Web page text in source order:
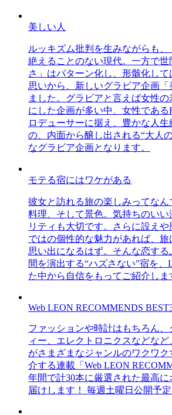
美しい人
ルッキズム批判を生みながらも
絶えることのない現代。一方で世
さ」はパターン化し、形骸化し
思いから、新しいグラビア企画
ました。グラビアと言えば女性の
にした企画が多い中、女性である
ロデューサーに据え、豊かな人
の、内面から醸し出される“大人
なグラビア企画となります。
モテる宿にはワケがある
彼女と訪れる旅の楽しみってな
料理、そして景色。気持ちのいい
リティも大切です。さらに設え
ではの個性的な魅力があれば、
思い出になるはず。そんな恋す
間を演出する“ハズさない”宿を
た中から自信をもってご紹介しま
Web LEON RECOMMENDS
ファッションや時計はもちろん
ィー、エレクトロニクスなどなど
がさまざまなジャンルのワクワ
介する連載「Web LEON
年間で計30本に厳選された最高
届けします！ 毎週土曜日公開予定